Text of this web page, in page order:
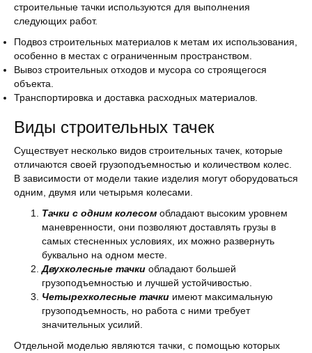
строительные тачки используются для выполнения
следующих работ.
Подвоз строительных материалов к метам их использования,
особенно в местах с ограниченным пространством.
Вывоз строительных отходов и мусора со строящегося
объекта.
Транспортировка и доставка расходных материалов.
Виды строительных тачек
Существует несколько видов строительных тачек, которые
отличаются своей грузоподъемностью и количеством колес.
В зависимости от модели такие изделия могут оборудоваться
одним, двумя или четырьмя колесами.
Тачки с одним колесом обладают высоким уровнем
маневренности, они позволяют доставлять грузы в
самых стесненных условиях, их можно развернуть
буквально на одном месте.
Двухколесные тачки обладают большей
грузоподъемностью и лучшей устойчивостью.
Четырехколесные тачки имеют максимальную
грузоподъемность, но работа с ними требует
значительных усилий.
Отдельной моделью являются тачки, с помощью которых